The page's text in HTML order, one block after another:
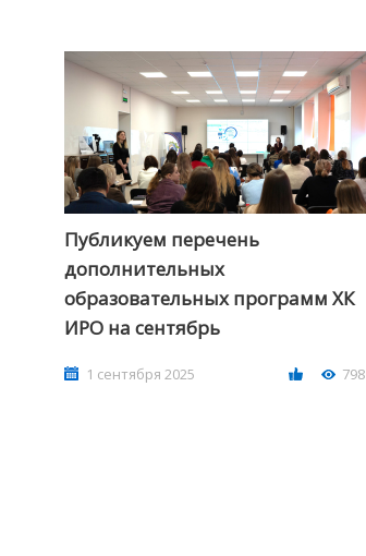
Публикуем перечень
дополнительных
образовательных программ ХК
ИРО на сентябрь
1 сентября 2025 798